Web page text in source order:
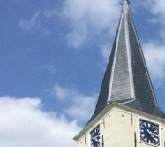
Vaktaal